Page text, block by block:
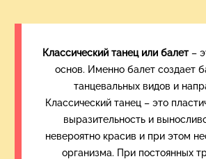
Классический танец или балет–
основ. Именно балет создает
танцевальных видов и
Классический танец – это
выразительность и
невероятно красив и при этом
организма. При постоянных